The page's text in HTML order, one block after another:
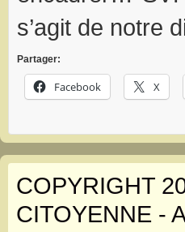
s’agit de notre
Partager:
Facebook X
COPYRIGHT
CITOYENNE -